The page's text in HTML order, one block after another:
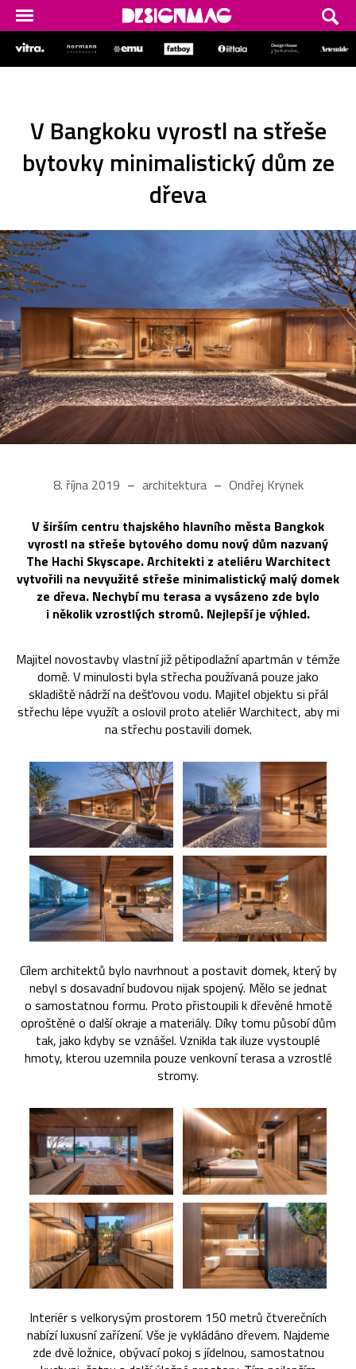
V Bangkoku vyrostl na střeše
bytovky minimalistický dům ze
dřeva
8. října 2019 architektura Ondřej Krynek
V širším centru thajského hlavního města Bangkok
vyrostl na střeše bytového domu nový dům nazvaný
The Hachi Skyscape. Architekti z ateliéru Warchitect
vytvořili na nevyužité střeše minimalistický malý domek
ze dřeva. Nechybí mu terasa a vysázeno zde bylo
i několik vzrostlých stromů. Nejlepší je výhled.
Majitel novostavby vlastní již pětipodlažní apartmán v témže
domě. V minulosti byla střecha používaná pouze jako
skladiště nádrží na dešťovou vodu. Majitel objektu si přál
střechu lépe využít a oslovil proto ateliér Warchitect, aby mi
na střechu postavili domek.
Cílem architektů bylo navrhnout a postavit domek, který by
nebyl s dosavadní budovou nijak spojený. Mělo se jednat
o samostatnou formu. Proto přistoupili k dřevěné hmotě
oproštěné o další okraje a materiály. Díky tomu působí dům
tak, jako kdyby se vznášel. Vznikla tak iluze vystouplé
hmoty, kterou uzemnila pouze venkovní terasa a vzrostlé
stromy.
Interiér s velkorysým prostorem 150 metrů čtverečních
nabízí luxusní zařízení. Vše je vykládáno dřevem. Najdeme
zde dvě ložnice, obývací pokoj s jídelnou, samostatnou